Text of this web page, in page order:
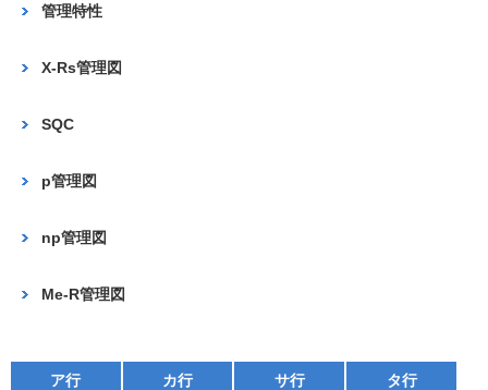
管理特性
X-Rs管理図
SQC
p管理図
np管理図
Me-R管理図
ア行 カ行 サ行 タ行